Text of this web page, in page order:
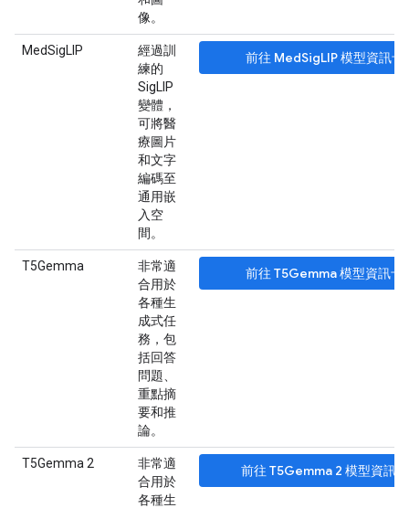
像。
MedSigLIP
經過訓
練的
SigLIP
變體，
可將醫
療圖片
和文字
編碼至
通用嵌
入空
間。
前往 MedSigLIP 模型資訊卡
T5Gemma
非常適
合用於
各種生
成式任
務，包
括回答
問題、
重點摘
要和推
論。
前往 T5Gemma 模型資訊卡
T5Gemma 2
非常適
合用於
各種生
前往 T5Gemma 2 模型資訊卡